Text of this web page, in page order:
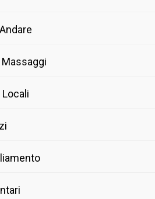
Massaggi
Locali